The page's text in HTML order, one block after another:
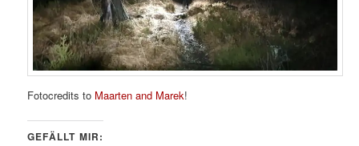
Fotocredits to Maarten and Marek!
GEFÄLLT MIR: